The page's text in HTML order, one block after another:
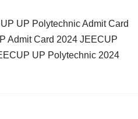
UP Polytechnic Admit Card
Admit Card 2024 JEECUP
UP Polytechnic 2024